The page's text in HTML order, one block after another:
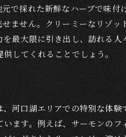
ソースで楽しむ富士の介サー
はの特別な調理法を学ぶ
で提供されるサーモン料理の
ディナーに最適なサーモン料理
トランで提供される富士の介サ
サーモンを引き立てる調理法
ンと合わせたサーモン料理
で採れた新鮮なハーブで味
ません。クリーミーなリゾ
最大限に引き出し、訪れる
してくれることでしょう。
河口湖エリアでの特別な体
ます。例えば、サーモンの